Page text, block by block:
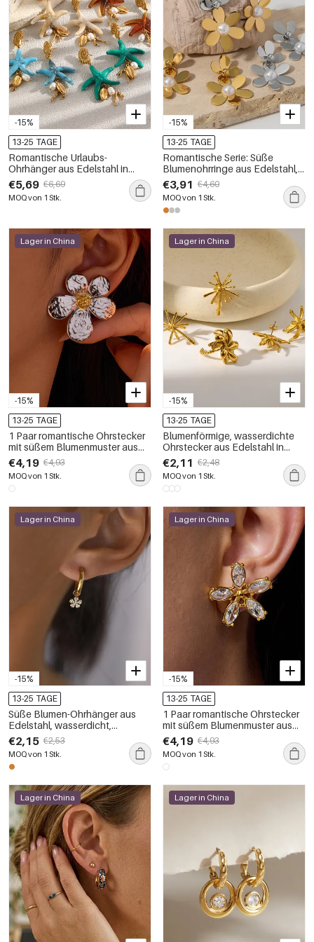
-15%
13-25 TAGE
Romantische Urlaubs-
Ohrhänger aus Edelstahl in
unregelmäßiger Form,
wasserdicht, goldfarben, für
Damen
€5,69 €6,69
MOQ von 1 Stk.
-15%
13-25 TAGE
Romantische Serie: Süße
Blumenohrringe aus Edelstahl,
wasserdicht, goldfarben, für
Damen
€3,91 €4,60
MOQ von 1 Stk.
-15%
Lager in China
13-25 TAGE
1 Paar romantische Ohrstecker
mit süßem Blumenmuster aus
Edelstahl, wasserdicht,
goldfarben, für Damen
€4,19 €4,93
MOQ von 1 Stk.
-15%
Lager in China
13-25 TAGE
Blumenförmige, wasserdichte
Ohrstecker aus Edelstahl in
Goldfarbe für Damen
€2,11 €2,48
MOQ von 1 Stk.
-15%
Lager in China
13-25 TAGE
Süße Blumen-Ohrhänger aus
Edelstahl, wasserdicht,
goldfarben, mit Strasssteinen,
für Damen
€2,15 €2,53
MOQ von 1 Stk.
-15%
Lager in China
13-25 TAGE
1 Paar romantische Ohrstecker
mit süßem Blumenmuster aus
Edelstahl, wasserdicht,
goldfarben, für Damen
€4,19 €4,93
MOQ von 1 Stk.
Lager in China Lager in China